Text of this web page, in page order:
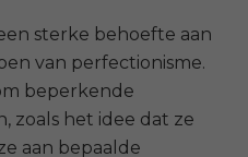
sterke behoefte aan
van perfectionisme.
beperkende
zoals het idee dat ze
aan bepaalde